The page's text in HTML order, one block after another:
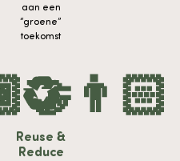
aan een
“groene”
toekomst
♻️
Reuse &
Reduce